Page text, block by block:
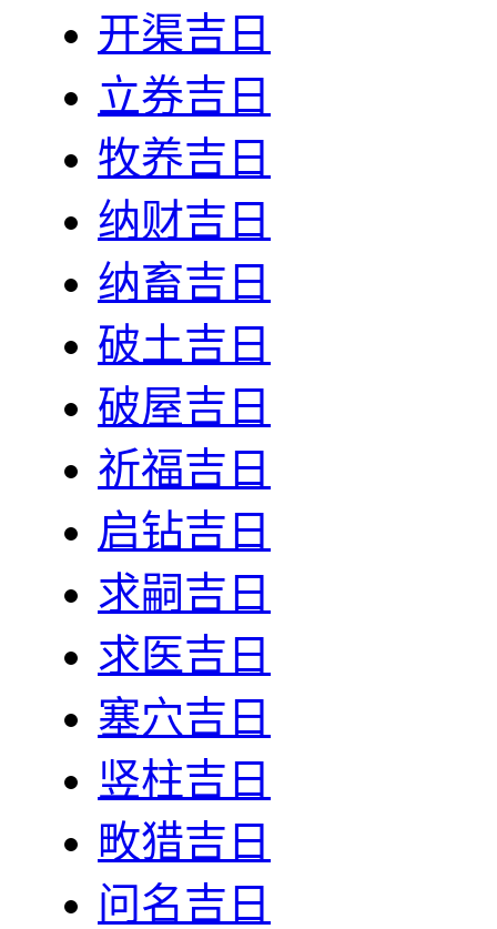
开渠吉日
立券吉日
牧养吉日
纳财吉日
纳畜吉日
破土吉日
破屋吉日
祈福吉日
启钻吉日
求嗣吉日
求医吉日
塞穴吉日
竖柱吉日
畋猎吉日
问名吉日